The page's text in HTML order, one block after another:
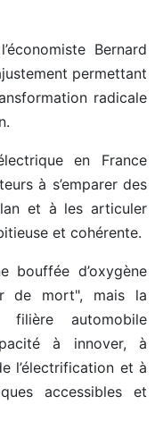
Bernard
permettant
radicale
en France
à s’emparer des
et à les articuler
et cohérente.
bouffée d’oxygène
de mort", mais la
filière automobile
à innover, à
l’électrification et à
accessibles et